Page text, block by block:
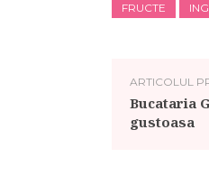
FRUCTE
ARTICOLUL
Bucataria
gustoasa